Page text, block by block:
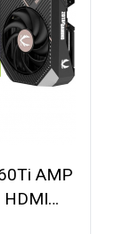
AMP
HDMI